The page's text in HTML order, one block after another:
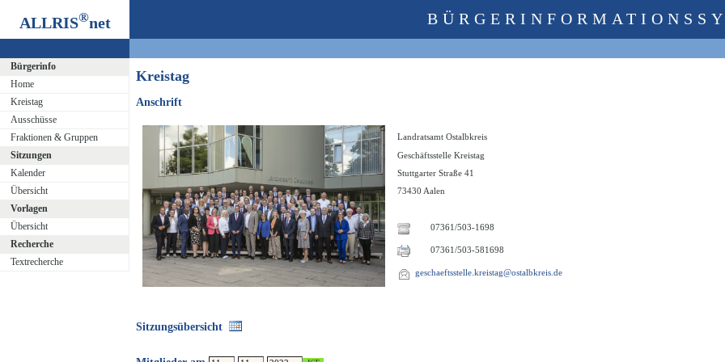
ALLRIS®net
Bürgerinfo
Home
Kreistag
Ausschüsse
Fraktionen & Gruppen
Sitzungen
Kalender
Übersicht
Vorlagen
Übersicht
Recherche
Textrecherche
Kreistag
Anschrift
Landratsamt Ostalbkreis
Geschäftsstelle Kreistag
Stuttgarter Straße 41
73430 Aalen
07361/503-1698
07361/503-581698
geschaeftsstelle.kreistag@ostalbkreis.de
Sitzungsübersicht